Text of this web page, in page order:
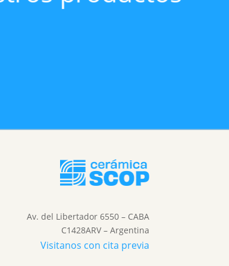
Av. del Libertador 6550 – C​ABA​
C1428ARV – Argentina
Visitanos con cita previa